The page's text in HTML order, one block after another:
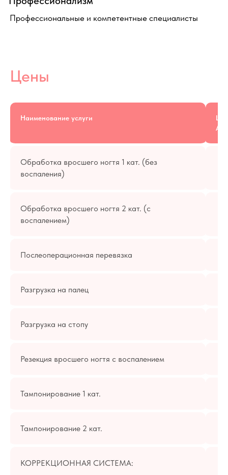
Наименование услуги
Обработка вросшего ногтя 1 кат. (без
воспаления)
Обработка вросшего ногтя 2 кат. (с
воспалением)
Послеоперационная перевязка
Разгрузка на палец
Разгрузка на стопу
Резекция вросшего ногтя с воспалением
Тампонирование 1 кат.
Тампонирование 2 кат.
КОРРЕКЦИОННАЯ СИСТЕМА:
Отзывы
Лицензии и
медицинской деятельности. Мы работаем с 2008 года